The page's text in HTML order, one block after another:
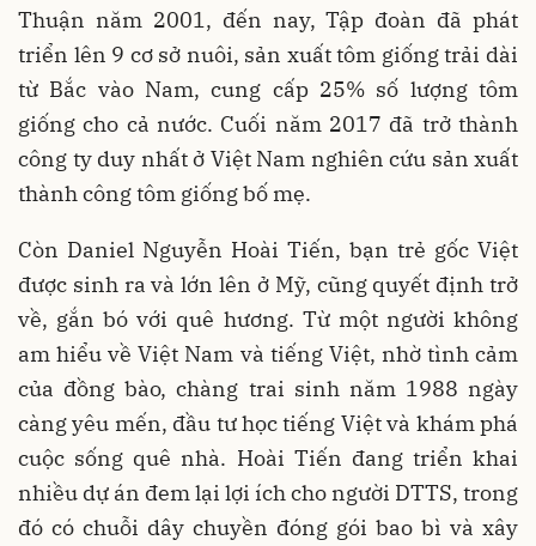
Thuận năm 2001, đến nay, Tập đoàn đã phát
triển lên 9 cơ sở nuôi, sản xuất tôm giống trải dài
từ Bắc vào Nam, cung cấp 25% số lượng tôm
giống cho cả nước. Cuối năm 2017 đã trở thành
công ty duy nhất ở Việt Nam nghiên cứu sản xuất
thành công tôm giống bố mẹ.
Còn Daniel Nguyễn Hoài Tiến, bạn trẻ gốc Việt
được sinh ra và lớn lên ở Mỹ, cũng quyết định trở
về, gắn bó với quê hương. Từ một người không
am hiểu về Việt Nam và tiếng Việt, nhờ tình cảm
của đồng bào, chàng trai sinh năm 1988 ngày
càng yêu mến, đầu tư học tiếng Việt và khám phá
cuộc sống quê nhà. Hoài Tiến đang triển khai
nhiều dự án đem lại lợi ích cho người DTTS, trong
đó có chuỗi dây chuyền đóng gói bao bì và xây